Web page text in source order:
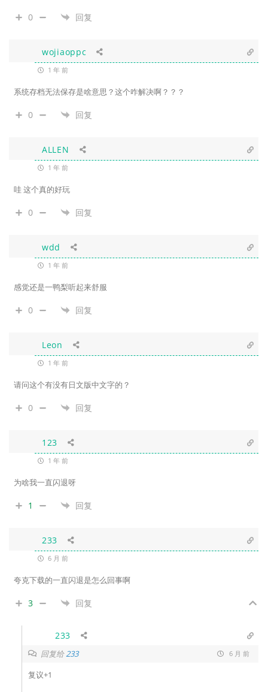
0 回复
wojiaoppc
1 年 前
系统存档无法保存是啥意思？这个咋解决啊？？？
0 回复
ALLEN
1 年 前
哇 这个真的好玩
0 回复
wdd
1 年 前
感觉还是一鸭梨听起来舒服
0 回复
Leon
1 年 前
请问这个有没有日文版中文字的？
0 回复
123
1 年 前
为啥我一直闪退呀
1 回复
233
6 月 前
夸克下载的一直闪退是怎么回事啊
3 回复
233
回复给233 6 月 前
复议+1